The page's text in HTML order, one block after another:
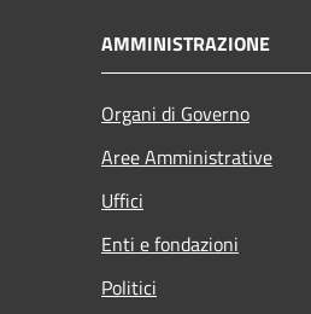
AMMINISTRAZIONE
Organi di Governo
Aree Amministrative
Uffici
Enti e fondazioni
Politici